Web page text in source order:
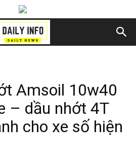
Amsoil 10w40
– dầu nhớt 4T
cho xe số hiện